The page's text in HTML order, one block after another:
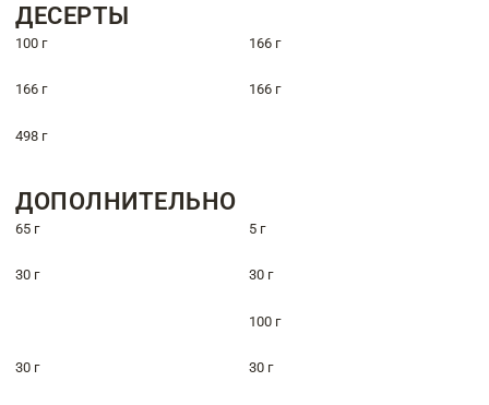
ДЕСЕРТЫ
100 г 166 г
166 г 166 г
498 г
ДОПОЛНИТЕЛЬНО
65 г 5 г
30 г 30 г
100 г
30 г 30 г